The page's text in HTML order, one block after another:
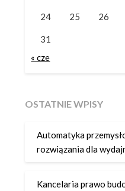
24 25 26
31
« cze
OSTATNIE WPISY
Automatyka
rozwiązania dla
Kancelaria prawo